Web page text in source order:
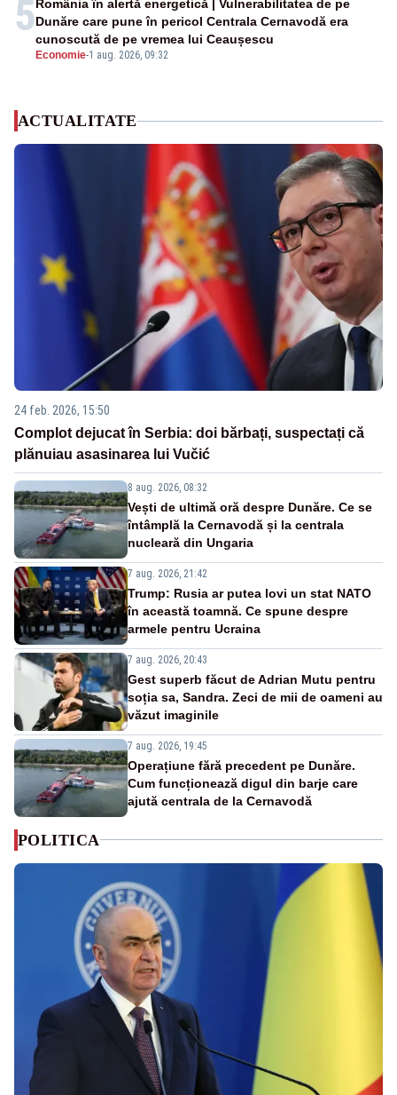
5
Economie-1 aug. 2026, 09:32
România în alertă energetică | Vulnerabilitatea de pe
Dunăre care pune în pericol Centrala Cernavodă era
cunoscută de pe vremea lui Ceaușescu
ACTUALITATE
24 feb. 2026, 15:50
Complot dejucat în Serbia: doi bărbați, suspectați că
plănuiau asasinarea lui Vučić
8 aug. 2026, 08:32
Vești de ultimă oră despre Dunăre. Ce se
întâmplă la Cernavodă și la centrala
nucleară din Ungaria
7 aug. 2026, 21:42
Trump: Rusia ar putea lovi un stat NATO
în această toamnă. Ce spune despre
armele pentru Ucraina
7 aug. 2026, 20:43
Gest superb făcut de Adrian Mutu pentru
soția sa, Sandra. Zeci de mii de oameni au
văzut imaginile
7 aug. 2026, 19:45
Operațiune fără precedent pe Dunăre.
Cum funcționează digul din barje care
ajută centrala de la Cernavodă
POLITICA